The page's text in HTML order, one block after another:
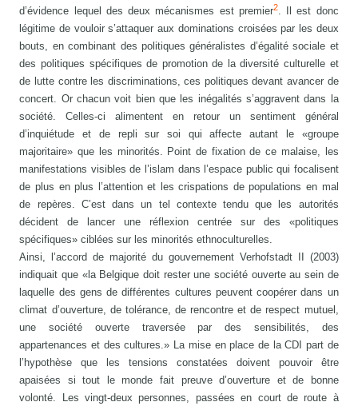
d’évidence lequel des deux mécanismes est premier2. Il est donc
légitime de vouloir s’attaquer aux dominations croisées par les deux
bouts, en combinant des politiques généralistes d’égalité sociale et
des politiques spécifiques de promotion de la diversité culturelle et
de lutte contre les discriminations, ces politiques devant avancer de
concert. Or chacun voit bien que les inégalités s’aggravent dans la
société. Celles-ci alimentent en retour un sentiment général
d’inquiétude et de repli sur soi qui affecte autant le «groupe
majoritaire» que les minorités. Point de fixation de ce malaise, les
manifestations visibles de l’islam dans l’espace public qui focalisent
de plus en plus l’attention et les crispations de populations en mal
de repères. C’est dans un tel contexte tendu que les autorités
décident de lancer une réflexion centrée sur des «politiques
spécifiques» ciblées sur les minorités ethnoculturelles.
Ainsi, l’accord de majorité du gouvernement Verhofstadt II (2003)
indiquait que «la Belgique doit rester une société ouverte au sein de
laquelle des gens de différentes cultures peuvent coopérer dans un
climat d’ouverture, de tolérance, de rencontre et de respect mutuel,
une société ouverte traversée par des sensibilités, des
appartenances et des cultures.» La mise en place de la CDI part de
l’hypothèse que les tensions constatées doivent pouvoir être
apaisées si tout le monde fait preuve d’ouverture et de bonne
volonté. Les vingt-deux personnes, passées en court de route à